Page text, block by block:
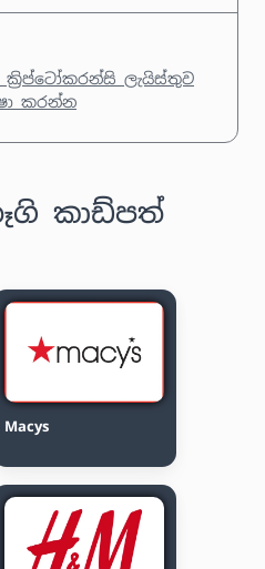
ලැයිස්තුව
කරන්න
කාඩ්පත්
Macys